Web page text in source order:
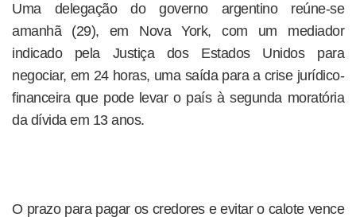
Uma delegação do governo argentino reúne-se
amanhã (29), em Nova York, com um mediador
indicado pela Justiça dos Estados Unidos para
negociar, em 24 horas, uma saída para a crise jurídico-
financeira que pode levar o país à segunda moratória
da dívida em 13 anos.
O prazo para pagar os credores e evitar o calote vence